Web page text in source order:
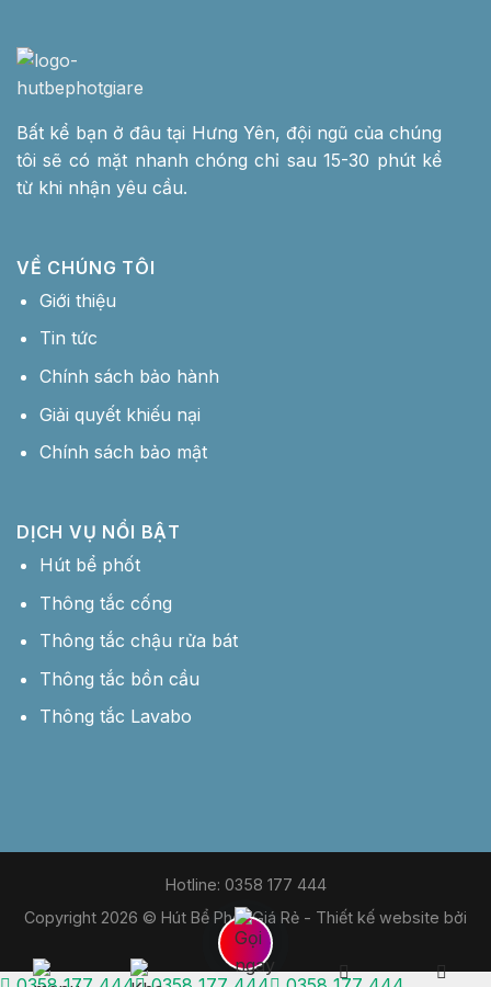
Bất kể bạn ở đâu tại Hưng Yên, đội ngũ của chúng
tôi sẽ có mặt nhanh chóng chỉ sau 15-30 phút kể
từ khi nhận yêu cầu.
VỀ CHÚNG TÔI
Giới thiệu
Tin tức
Chính sách bảo hành
Giải quyết khiếu nại
Chính sách bảo mật
DỊCH VỤ NỔI BẬT
Hút bể phốt
Thông tắc cống
Thông tắc chậu rửa bát
Thông tắc bồn cầu
Thông tắc Lavabo
Hotline: 0358 177 444
Copyright 2026 © Hút Bể Phốt Giá Rẻ - Thiết kế website bởi
MDIGI